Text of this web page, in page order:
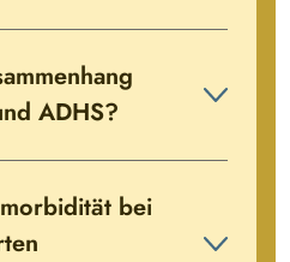
ADHS?
bei